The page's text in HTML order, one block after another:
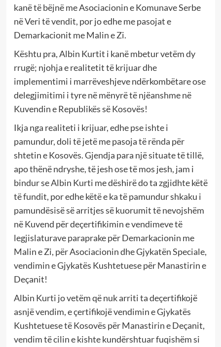
kanë të bëjnë me Asociacionin e Komunave Serbe
në Veri të vendit, por jo edhe me pasojat e
Demarkacionit me Malin e Zi.
Kështu pra, Albin Kurtit i kanë mbetur vetëm dy
rrugë; njohja e realitetit të krijuar dhe
implementimi i marrëveshjeve ndërkombëtare ose
delegjimitimi i tyre në mënyrë të njëanshme në
Kuvendin e Republikës së Kosovës!
Ikja nga realiteti i krijuar, edhe pse ishte i
pamundur, doli të jetë me pasoja të rënda për
shtetin e Kosovës. Gjendja para një situate të tillë,
apo thënë ndryshe, të jesh ose të mos jesh, jam i
bindur se Albin Kurti me dëshirë do ta zgjidhte këtë
të fundit, por edhe këtë e ka të pamundur shkaku i
pamundësisë së arritjes së kuorumit të nevojshëm
në Kuvend për deçertifikimin e vendimeve të
legjislaturave paraprake për Demarkacionin me
Malin e Zi, për Asociacionin dhe Gjykatën Speciale,
vendimin e Gjykatës Kushtetuese për Manastirin e
Deçanit!
Albin Kurti jo vetëm që nuk arriti ta deçertifikojë
asnjë vendim, e çertifikojë vendimin e Gjykatës
Kushtetuese të Kosovës për Manastirin e Deçanit,
vendim të cilin e kishte kundërshtuar fuqishëm si